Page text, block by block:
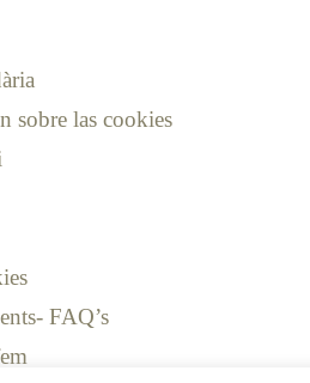
sobre las cookies
FAQ’s